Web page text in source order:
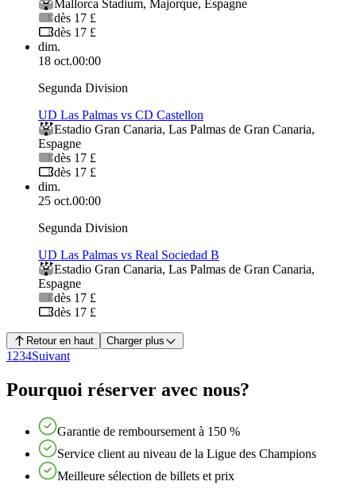
Mallorca Stadium, Majorque, Espagne
dès 17 £
dès 17 £
dim.
18 oct.00:00
Segunda Division
UD Las Palmas vs CD Castellon
Estadio Gran Canaria, Las Palmas de Gran Canaria,
Espagne
dès 17 £
dès 17 £
dim.
25 oct.00:00
Segunda Division
UD Las Palmas vs Real Sociedad B
Estadio Gran Canaria, Las Palmas de Gran Canaria,
Espagne
dès 17 £
dès 17 £
Retour en haut Charger plus
1 234Suivant
Pourquoi réserver avec nous?
Garantie de remboursement à 150 %
Service client au niveau de la Ligue des Champions
Meilleure sélection de billets et prix